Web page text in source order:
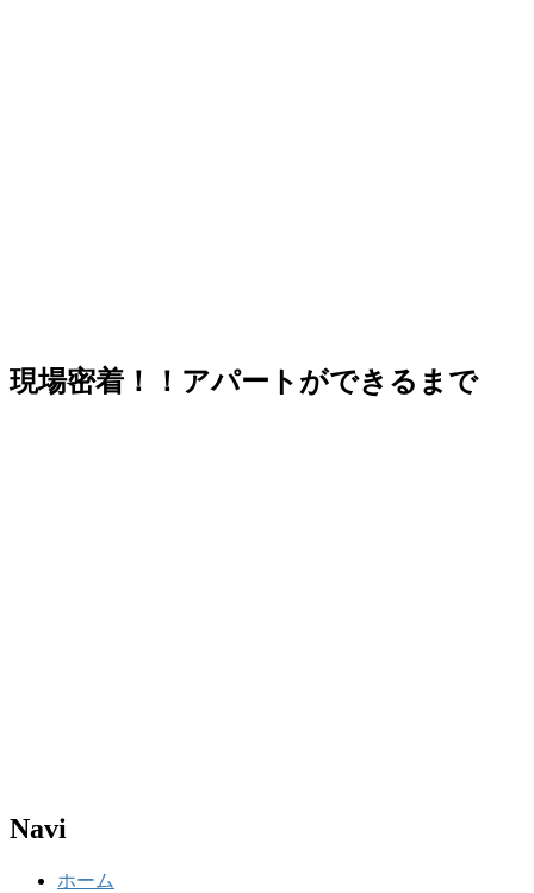
現場密着！！アパートができるまで
Navi
ホーム